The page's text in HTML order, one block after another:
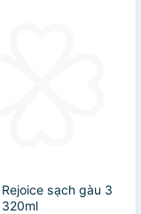
sạch gàu 3